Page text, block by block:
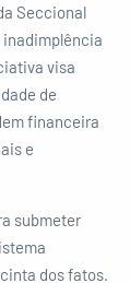
Seccional
inadimplência
visa
de
financeira
e
submeter
dos fatos.